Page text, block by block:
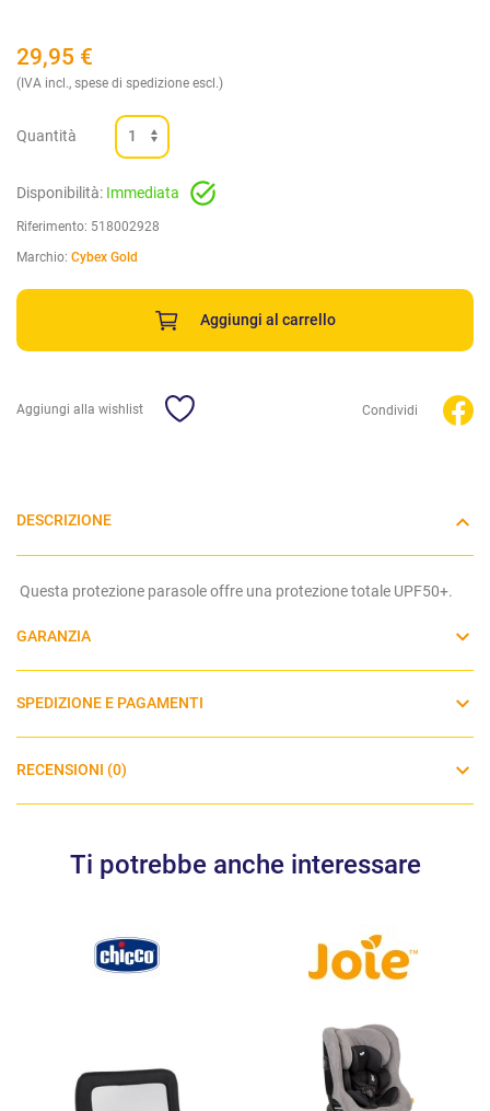
29,95 €
(IVA incl., spese di spedizione escl.)
Quantità
Disponibilità: Immediata
Riferimento: 518002928
Marchio: Cybex Gold
Aggiungi al carrello
Aggiungi alla wishlist Condividi
DESCRIZIONE
Questa protezione parasole offre una protezione totale UPF50+.
GARANZIA
SPEDIZIONE E PAGAMENTI
RECENSIONI (0)
Ti potrebbe anche interessare